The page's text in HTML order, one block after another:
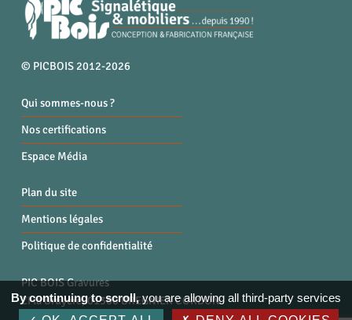
© PICBOIS 2012-2026
Qui sommes-nous ?
Nos certifications
Espace Média
Plan du site
Mentions légales
Politique de confidentialité
PIC BOIS Gravures
ZI la Bruyère, 01300 BREGNIER CORDON
By continuing to scroll,you are allowing all third-party services